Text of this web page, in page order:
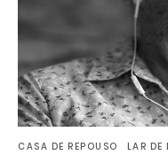
CASA DE REPOUSO LAR DE